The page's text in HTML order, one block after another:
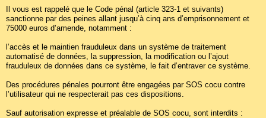
Il vous est rappelé que le Code pénal (article 323-1 et suivants)
sanctionne par des peines allant jusqu’à cinq ans d’emprisonnement et
75000 euros d’amende, notamment :
l’accès et le maintien frauduleux dans un système de traitement
automatisé de données, la suppression, la modification ou l’ajout
frauduleux de données dans ce système, le fait d’entraver ce système.
Des procédures pénales pourront être engagées par SOS cocu contre
l’utilisateur qui ne respecterait pas ces dispositions.
Sauf autorisation expresse et préalable de SOS cocu, sont interdits :